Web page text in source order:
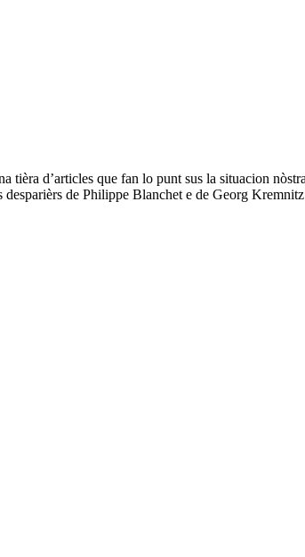
d’articles que fan lo punt sus la situacion
desparièrs de Philippe Blanchet e de Georg